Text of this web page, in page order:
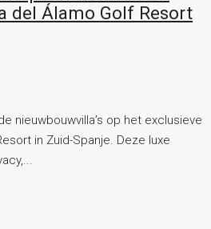
del Álamo Golf Resort
nieuwbouwvilla’s op het exclusieve
in Zuid-Spanje. Deze luxe